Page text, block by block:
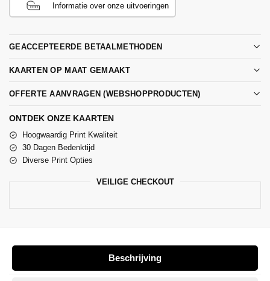
Informatie over onze uitvoeringen
GEACCEPTEERDE BETAALMETHODEN
KAARTEN OP MAAT GEMAAKT
OFFERTE AANVRAGEN (WEBSHOPPRODUCTEN)
ONTDEK ONZE KAARTEN
Hoogwaardig Print Kwaliteit
30 Dagen Bedenktijd
Diverse Print Opties
VEILIGE CHECKOUT
Beschrijving